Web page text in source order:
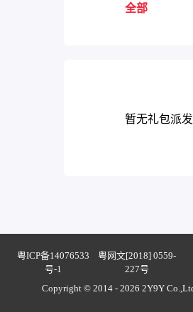
全部
暂无礼包派发
粤ICP备14076533
号-1
粤网文[2018] 0559-
227号
Copyright © 2014 - 2026 2Y9Y